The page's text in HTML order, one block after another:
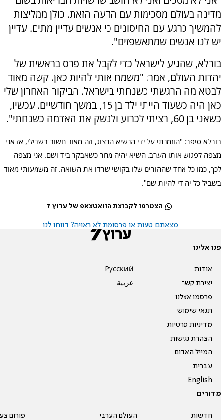
מדינה בעולם מסכימות עם הדעה הזאת. כולן ממליצות
להמשיך כרגע עם החיסונים כי אנשים עדיין מתים. עדיין
יש לנו אנשים שמתאשפזים".
בורלא, שהגיע לישראל כדי לקבל את פרס בראשית של
יהדות העולם, אמר: "משמח אותי להיות כאן. קשה מאוד
לבטא מה הרגשתי כשנחתי בישראל. הביקור האחרון שלי
כאן היה כשעוד הייתי ילד בן 15, במשך חודשיים. עכשיו,
כשאני בן 60, רציתי לכרוע ולנשק את האדמה כשנחתי".
בורלא סיפר: "הוזמנתי על ידי הנשיא הרצוג, וזה מאוד חשוב בשבילי, אז אני
מצפה לפגוש אותו הערב. השיא יהיה מחר כשאבקר ביד ושם. אני מצפה
לכך, כמו כל אחד שההורים שלו בקושי שרדו את השואה. זה משמעותי מאוד
בשביל כל יהודי להיות שם".
הצטרפו לקבוצת הוואטצאפ של ערוץ 7
מצאתם טעות או פרסומת לא ראויה? דווחו לנו
פנו אלינו
אודות
יצירת קשר
פרסמו אצלנו
תנאי שימוש
מדיניות פרטיות
הצהרת נגישות
המייל האדום
עברית
English
Pусский
عربية
מדורים
חדשות העולם הערבי פורום